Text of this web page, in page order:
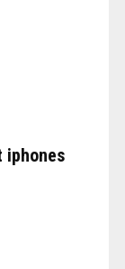
iphones